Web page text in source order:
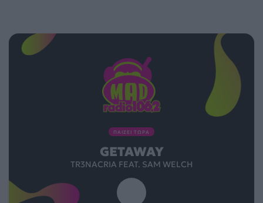
ΠΑΙΖΕΙ ΤΩΡΑ
GETAWAY
TR3NACRIA FEAT. SAM WELCH